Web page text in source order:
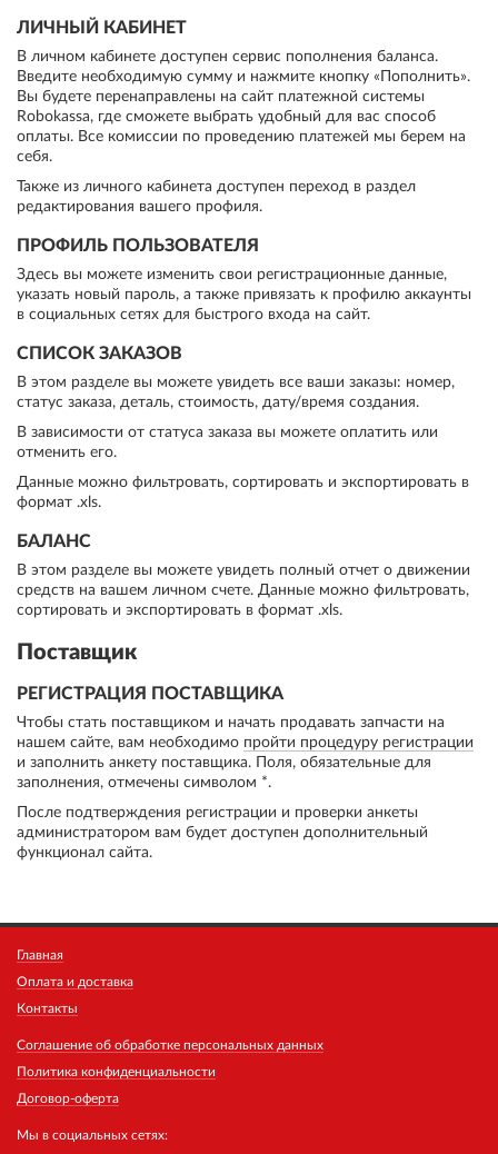
ЛИЧНЫЙ КАБИНЕТ
В личном кабинете доступен сервис пополнения баланса.
Введите необходимую сумму и нажмите кнопку «Пополнить».
Вы будете перенаправлены на сайт платежной системы
Robokassa, где сможете выбрать удобный для вас способ
оплаты. Все комиссии по проведению платежей мы берем на
себя.
Также из личного кабинета доступен переход в раздел
редактирования вашего профиля.
ПРОФИЛЬ ПОЛЬЗОВАТЕЛЯ
Здесь вы можете изменить свои регистрационные данные,
указать новый пароль, а также привязать к профилю аккаунты
в социальных сетях для быстрого входа на сайт.
СПИСОК ЗАКАЗОВ
В этом разделе вы можете увидеть все ваши заказы: номер,
статус заказа, деталь, стоимость, дату/время создания.
В зависимости от статуса заказа вы можете оплатить или
отменить его.
Данные можно фильтровать, сортировать и экспортировать в
формат .xls.
БАЛАНС
В этом разделе вы можете увидеть полный отчет о движении
средств на вашем личном счете. Данные можно фильтровать,
сортировать и экспортировать в формат .xls.
Поставщик
РЕГИСТРАЦИЯ ПОСТАВЩИКА
Чтобы стать поставщиком и начать продавать запчасти на
нашем сайте, вам необходимо пройти процедуру регистрации
и заполнить анкету поставщика. Поля, обязательные для
заполнения, отмечены символом *.
После подтверждения регистрации и проверки анкеты
администратором вам будет доступен дополнительный
функционал сайта.
Главная
Оплата и доставка
Контакты
Соглашение об обработке персональных данных
Политика конфиденциальности
Договор-оферта
Мы в социальных сетях: